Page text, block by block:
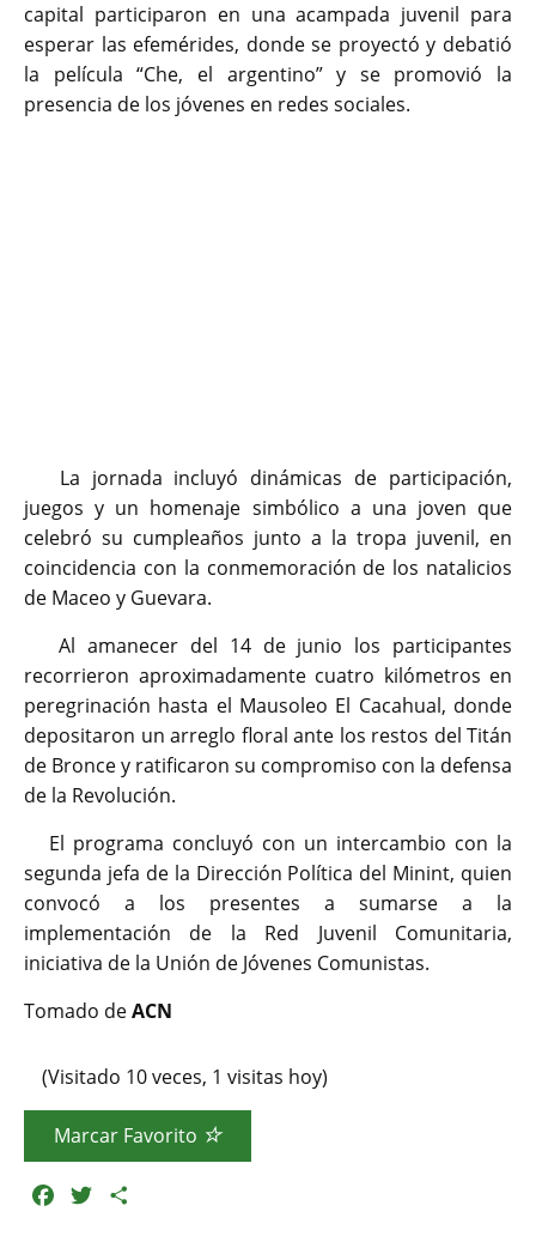
capital participaron en una acampada juvenil para
esperar las efemérides, donde se proyectó y debatió
la película “Che, el argentino” y se promovió la
presencia de los jóvenes en redes sociales.
La jornada incluyó dinámicas de participación,
juegos y un homenaje simbólico a una joven que
celebró su cumpleaños junto a la tropa juvenil, en
coincidencia con la conmemoración de los natalicios
de Maceo y Guevara.
Al amanecer del 14 de junio los participantes
recorrieron aproximadamente cuatro kilómetros en
peregrinación hasta el Mausoleo El Cacahual, donde
depositaron un arreglo floral ante los restos del Titán
de Bronce y ratificaron su compromiso con la defensa
de la Revolución.
El programa concluyó con un intercambio con la
segunda jefa de la Dirección Política del Minint, quien
convocó a los presentes a sumarse a la
implementación de la Red Juvenil Comunitaria,
iniciativa de la Unión de Jóvenes Comunistas.
Tomado deACN
(Visitado 10 veces, 1 visitas hoy)
Marcar Favorito